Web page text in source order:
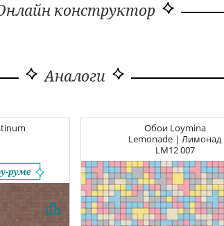
конструктор
Аналоги
Обои Loymina
Lemonade | Лимонад
LM12 007